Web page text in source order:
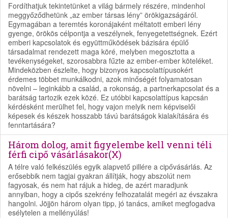
Fordíthatjuk tekintetünket a világ bármely részére, mindenhol
meggyőződhetünk „az ember társas lény” örökigazságáról.
Egymagában a teremtés koronájaként méltatott emberi lény
gyenge, örökös célpontja a veszélynek, fenyegetettségnek. Ezért
emberi kapcsolatok és együttműködések bázisára épülő
társadalmat rendezett maga köré, melyben megosztotta a
tevékenységeket, szorosabbra fűzte az ember-ember köteléket.
Mindeközben észlelte, hogy bizonyos kapcsolattípusokért
érdemes többet munkálkodni, azok minőségét folyamatosan
növelni – leginkább a család, a rokonság, a partnerkapcsolat és a
barátság tartozik ezek közé. Ez utóbbi kapcsolattípus kapcsán
kérdésként merülhet fel, hogy vajon melyik nem képviselői
képesek és készek hosszabb távú barátságok kialakítására és
fenntartására?
Három dolog, amit figyelembe kell venni téli
férfi cipő vásárlásakor(X)
A télre való felkészülés egyik alapvető pillére a cipővásárlás. Az
erősebbik nem tagjai gyakran állítják, hogy abszolút nem
fagyosak, és nem hat rájuk a hideg, de azért maradjunk
annyiban, hogy a cipős szekrény felhozatalát megéri az évszakra
hangolni. Jöjjön három olyan tipp, jó tanács, amiket megfogadva
esélytelen a mellényúlás!